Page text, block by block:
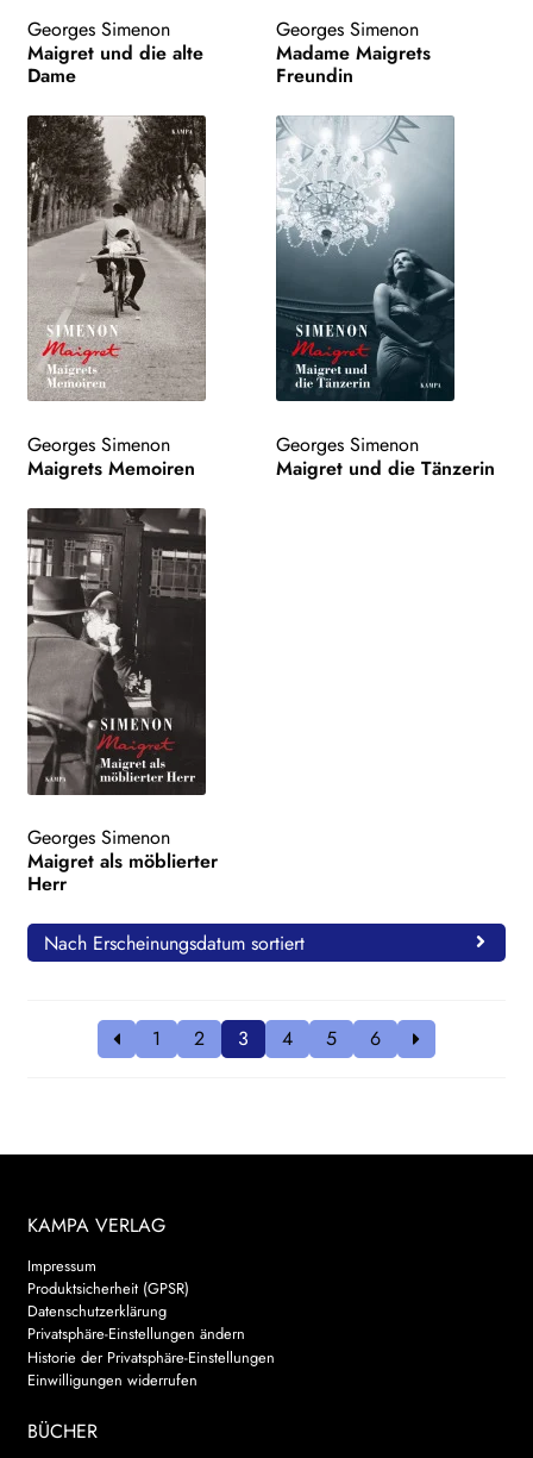
Georges Simenon
Maigret und die alte
Dame
Georges Simenon
Madame Maigrets
Freundin
Georges Simenon
Maigrets Memoiren
Georges Simenon
Maigret und die Tänzerin
Georges Simenon
Maigret als möblierter
Herr
Nach Erscheinungsdatum sortiert
1 2 3 4 5 6
KAMPA VERLAG
Impressum
Produktsicherheit (GPSR)
Datenschutzerklärung
Privatsphäre-Einstellungen ändern
Historie der Privatsphäre-Einstellungen
Einwilligungen widerrufen
BÜCHER